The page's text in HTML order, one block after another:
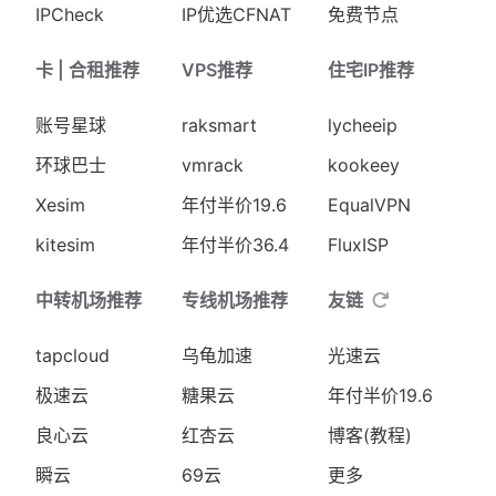
IPCheck IP优选CFNAT 免费节点
卡 | 合租推荐
账号星球
环球巴士
Xesim
kitesim
VPS推荐
raksmart
vmrack
年付半价19.6
年付半价36.4
住宅IP推荐
lycheeip
kookeey
EqualVPN
FluxISP
中转机场推荐
tapcloud
极速云
良心云
瞬云
专线机场推荐
乌龟加速
糖果云
红杏云
69云
友链
光速云
年付半价19.6
博客(教程)
更多